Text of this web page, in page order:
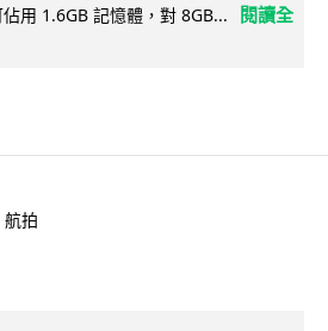
用 1.6GB 記憶體，對 8GB...
閱讀全
航拍